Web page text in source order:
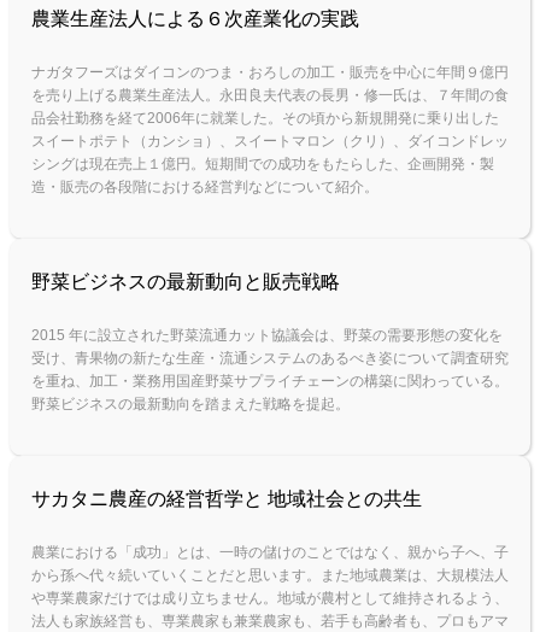
農業生産法人による６次産業化の実践
ナガタフーズはダイコンのつま・おろしの加工・販売を中心に年間９億円
を売り上げる農業生産法人。永田良夫代表の長男・修一氏は、７年間の食
品会社勤務を経て2006年に就業した。その頃から新規開発に乗り出した
スイートポテト（カンショ）、スイートマロン（クリ）、ダイコンドレッ
シングは現在売上１億円。短期間での成功をもたらした、企画開発・製
造・販売の各段階における経営判などについて紹介。
野菜ビジネスの最新動向と販売戦略
2015 年に設立された野菜流通カット協議会は、野菜の需要形態の変化を
受け、青果物の新たな生産・流通システムのあるべき姿について調査研究
を重ね、加工・業務用国産野菜サプライチェーンの構築に関わっている。
野菜ビジネスの最新動向を踏まえた戦略を提起。
サカタニ農産の経営哲学と 地域社会との共生
農業における「成功」とは、一時の儲けのことではなく、親から子へ、子
から孫へ代々続いていくことだと思います。また地域農業は、大規模法人
や専業農家だけでは成り立ちません。地域が農村として維持されるよう、
法人も家族経営も、専業農家も兼業農家も、若手も高齢者も、プロもアマ